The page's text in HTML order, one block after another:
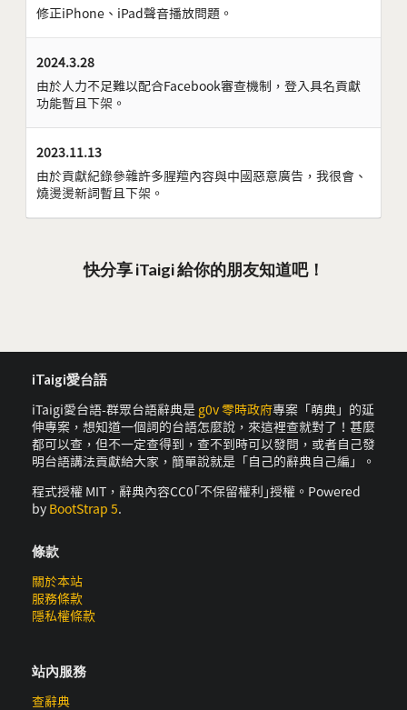
修正iPhone、iPad聲音播放問題。
2024.3.28
由於人力不足難以配合Facebook審查機制，登入具名貢獻
功能暫且下架。
2023.11.13
由於貢獻紀錄參雜許多腥羶內容與中國惡意廣告，我很會、
燒燙燙新詞暫且下架。
快分享 iTaigi 給你的朋友知道吧！
iTaigi愛台語
iTaigi愛台語-群眾台語辭典是 g0v 零時政府專案「萌典」的延
伸專案，想知道一個詞的台語怎麼說，來這裡查就對了！甚麼
都可以查，但不一定查得到，查不到時可以發問，或者自己發
明台語講法貢獻給大家，簡單說就是「自己的辭典自己編」。
程式授權 MIT，辭典內容CC0｢不保留權利｣授權。Powered
by BootStrap 5.
條款
關於本站
服務條款
隱私權條款
站內服務
查辭典